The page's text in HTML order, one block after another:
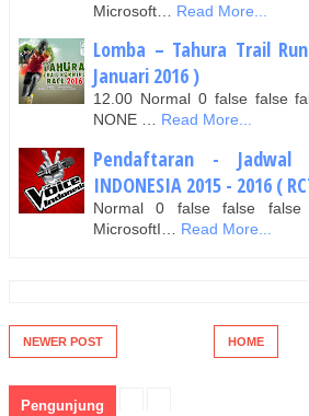
Microsoft…
Read More...
Lomba – Tahura Trail
Januari 2016 )
12.00 Normal 0 false false
NONE …
Read More...
Pendaftaran - Jadwal
INDONESIA 2015 - 2016 (
Normal 0 false false false
MicrosoftI…
Read More...
NEWER POST HOME
Pengunjung